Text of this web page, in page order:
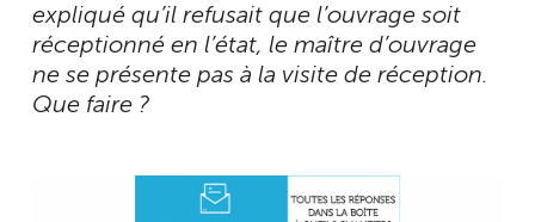
expliqué qu’il refusait que l’ouvrage soit
réceptionné en l’état, le maître d’ouvrage
ne se présente pas à la visite de réception.
Que faire ?